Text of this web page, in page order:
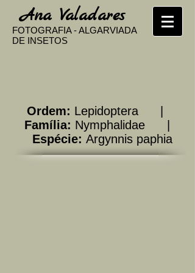
​Ana Valadares
FOTOGRAFIA - ALGARVIADA
DE INSETOS
Ordem: Lepidoptera |
Família: Nymphalidae |
Espécie: Argynnis paphia